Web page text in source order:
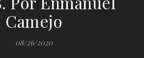
Camejo
08/26/2020